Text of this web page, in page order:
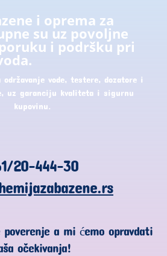
i oprema za
su uz povoljne
i podršku pri
vode, testere, dozatore i
uz garanciju kvaliteta i sigurnu
kupovinu.
20-444-30
a mi ćemo opravdati
očekivanja!